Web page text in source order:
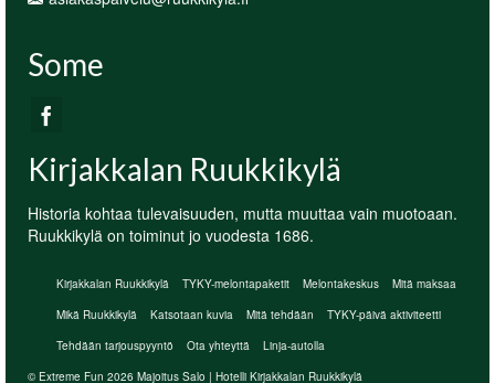
Some
Kirjakkalan Ruukkikylä
Historia kohtaa tulevaisuuden, mutta muuttaa vain muotoaan.
Ruukkikylä on toiminut jo vuodesta 1686.
Kirjakkalan Ruukkikylä TYKY-melontapaketit Melontakeskus
Mitä maksaa
Mikä Ruukkikylä
Katsotaan kuvia Mitä tehdään
TYKY-päivä aktiviteetti
Tehdään tarjouspyyntö
Ota yhteyttä
Linja-autolla
© Extreme Fun 2026 Majoitus Salo | Hotelli Kirjakkalan Ruukkikylä